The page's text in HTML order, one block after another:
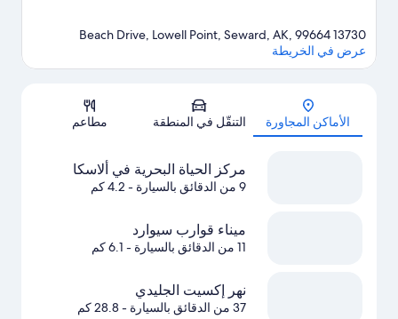
الخريطة
13730 Beach Drive, Lowell Point, Seward, AK, 99664
عرض في الخريطة
الأماكن المجاورة التنقّل في المنطقة مطاعم
مركز الحياة البحرية في ألاسكا
9 من الدقائق بالسيارة - 4.2 كم
ميناء قوارب سيوارد
11 من الدقائق بالسيارة - 6.1 كم
نهر إكسيت الجليدي
37 من الدقائق بالسيارة - 28.8 كم